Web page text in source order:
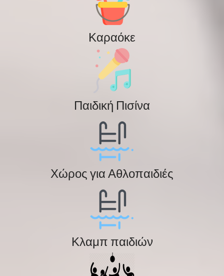
Καραόκε
Παιδική Πισίνα
Χώρος για Αθλοπαιδιές
Κλαμπ παιδιών